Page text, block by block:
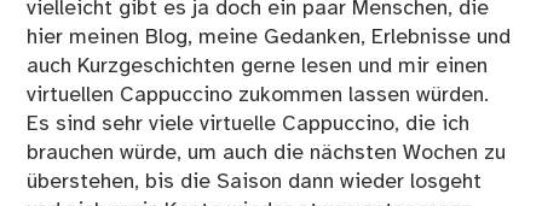
vielleicht gibt es ja doch ein paar Menschen, die
hier meinen Blog, meine Gedanken, Erlebnisse und
auch Kurzgeschichten gerne lesen und mir einen
virtuellen Cappuccino zukommen lassen würden.
Es sind sehr viele virtuelle Cappuccino, die ich
brauchen würde, um auch die nächsten Wochen zu
überstehen, bis die Saison dann wieder losgeht